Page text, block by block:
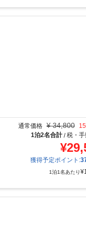
通常価格 ¥ 34,800 15
1泊2名合計/税・
¥
獲得予定ポイント:
1泊1名あたり¥